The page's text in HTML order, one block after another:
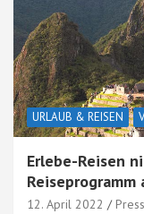
URLAUB & REISEN
Erlebe-Reisen
Reiseprogramm
12. April 2022